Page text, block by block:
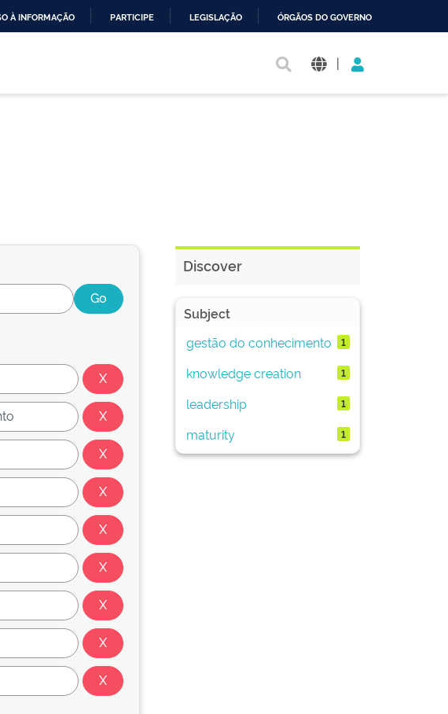
À INFORMAÇÃO PARTICIPE LEGISLAÇÃO ÓRGÃOS DO GOVERNO
|
Discover
Subject
gestão do conhecimento
1
knowledge creation 1
leadership 1
maturity 1